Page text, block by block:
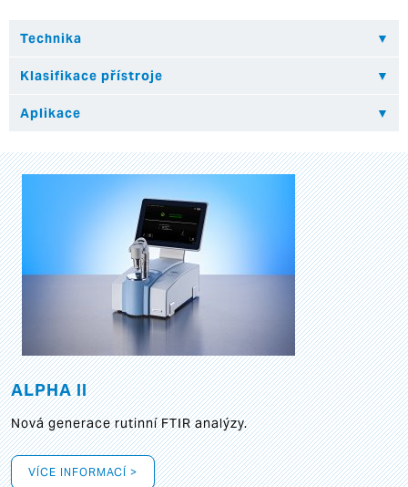
ALPHA II
Nová generace rutinní FTIR analýzy.
VÍCE INFORMACÍ >